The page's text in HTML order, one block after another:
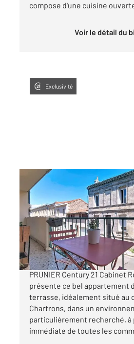
compose d'une cuisine
Voir le détail du
Exclusivité
BORDEAUX 33
80,45 m , 3 pièces
Ref : 26658
Appartement T3 à
399 000 €
BORDEAUX COEUR
PRUNIER Century 21 Cabinet
présente ce bel appartement
terrasse, idéalement situé au
Chartrons, dans un
particulièrement recherché, à
immédiate de toutes les